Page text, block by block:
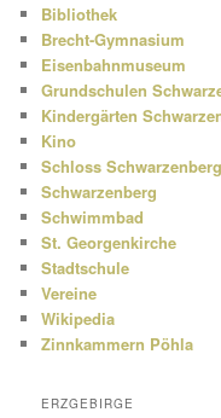
Bibliothek
Brecht-Gymnasium
Eisenbahnmuseum
Grundschulen
Kindergärten
Kino
Schloss Schwarzenberg
Schwarzenberg
Schwimmbad
St. Georgenkirche
Stadtschule
Vereine
Wikipedia
Zinnkammern Pöhla
ERZGEBIRGE